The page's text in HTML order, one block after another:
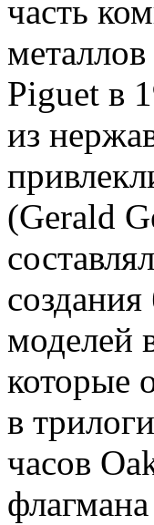
часть
Piguet в
из
(Gerald
моделей
которые
в
часов